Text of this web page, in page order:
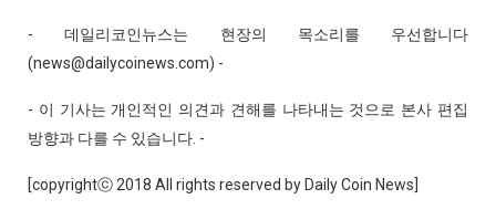
- 데일리코인뉴스는 현장의 목소리를 우선합니다
(news@dailycoinews.com) -
- 이 기사는 개인적인 의견과 견해를 나타내는 것으로 본사 편집
방향과 다를 수 있습니다. -
[copyrightⓒ 2018 All rights reserved by Daily Coin News]